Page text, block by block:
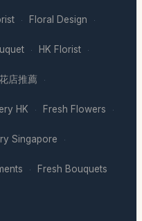
· Floral Design ·
· HK Florist ·
店推薦 ·
HK · Fresh Flowers ·
Singapore ·
· Fresh Bouquets